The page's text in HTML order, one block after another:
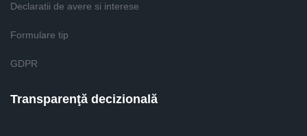
Declaratii de avere si interese
Formulare tip
GDPR
Transparenţă decizională